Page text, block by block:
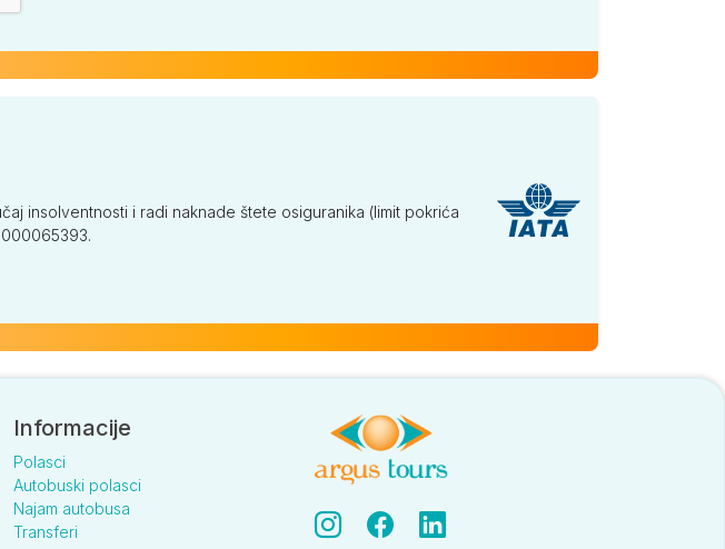
insolventnosti i radi naknade štete osiguranika (limit pokrića
Informacije
Polasci
Autobuski polasci
Najam autobusa
Transferi